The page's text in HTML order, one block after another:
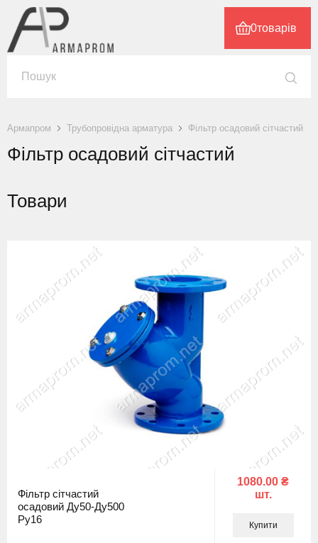
0товарів
Армапром Трубопровідна арматура Фільтр осадовий сітчастий
Фільтр осадовий сітчастий
Товари
Фільтр сітчастий
осадовий Ду50-Ду500
Ру16
1080.00 ₴
шт.
Купити